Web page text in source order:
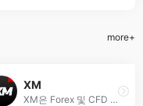
more+
XM
XM은 Forex 및 CFD 거래를 위한 글로벌 브로커로, 다양한 거래 상품과 경쟁력 있는 조건을 제공합니다.